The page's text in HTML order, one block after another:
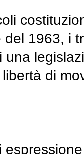
1963, i
una
di